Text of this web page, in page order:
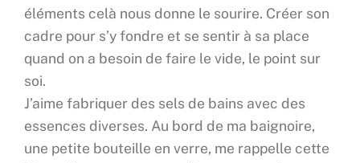
éléments celà nous donne le sourire. Créer son
cadre pour s’y fondre et se sentir à sa place
quand on a besoin de faire le vide, le point sur
soi.
J’aime fabriquer des sels de bains avec des
essences diverses. Au bord de ma baignoire,
une petite bouteille en verre, me rappelle cette